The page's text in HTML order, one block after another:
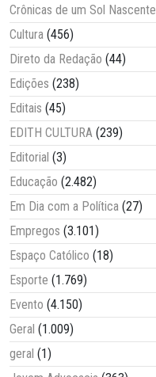
Crônicas de um Sol Nascente
Cultura (456)
Direto da Redação (44)
Edições (238)
Editais (45)
EDITH CULTURA (239)
Editorial (3)
Educação (2.482)
Em Dia com a Política (27)
Empregos (3.101)
Espaço Católico (18)
Esporte (1.769)
Evento (4.150)
Geral (1.009)
geral (1)